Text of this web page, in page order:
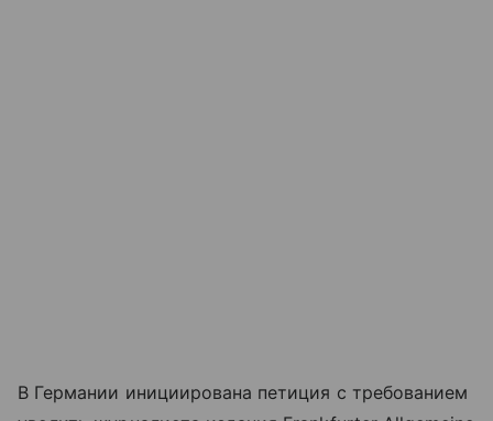
В Германии инициирована петиция с требованием